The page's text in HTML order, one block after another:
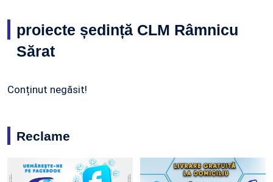
proiecte ședință CLM Râmnicu
Sărat
Conținut negăsit!
Reclame